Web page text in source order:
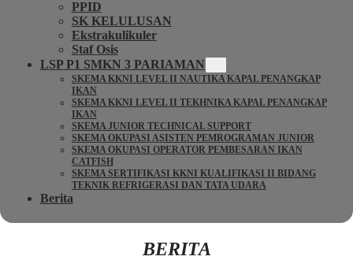
PPID
SK KELULUSAN
Ekstrakulikuler
Staf Osis
LSP P1 SMKN 3 PARIAMAN
SKEMA KKNI LEVEL II NAUTIKA KAPAL PENANGKAP
IKAN
SKEMA KKNI LEVEL II TEKHNIKA KAPAL PENANGKAP
IKAN
SKEMA JUNIOR TECHNICAL SUPPORT
SKEMA OKUPASI ASISTEN PEMROGRAMAN JUNIOR
SKEMA OKUPASI OPERATOR PEMBESARAN IKAN
CATFISH
SKEMA SERTIFIKASI KKNI KUALIFIKASI II BIDANG
TEKNIK REFRIGERASI DAN TATA UDARA
Berita
BERITA